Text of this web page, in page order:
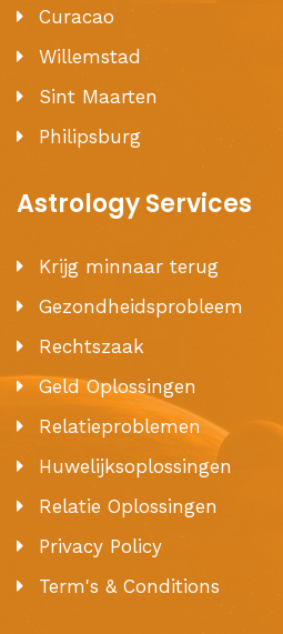
Curacao
Willemstad
Sint Maarten
Philipsburg
Astrology Services
Krijg minnaar terug
Gezondheidsprobleem
Rechtszaak
Geld Oplossingen
Relatieproblemen
Huwelijksoplossingen
Relatie Oplossingen
Privacy Policy
Term's & Conditions